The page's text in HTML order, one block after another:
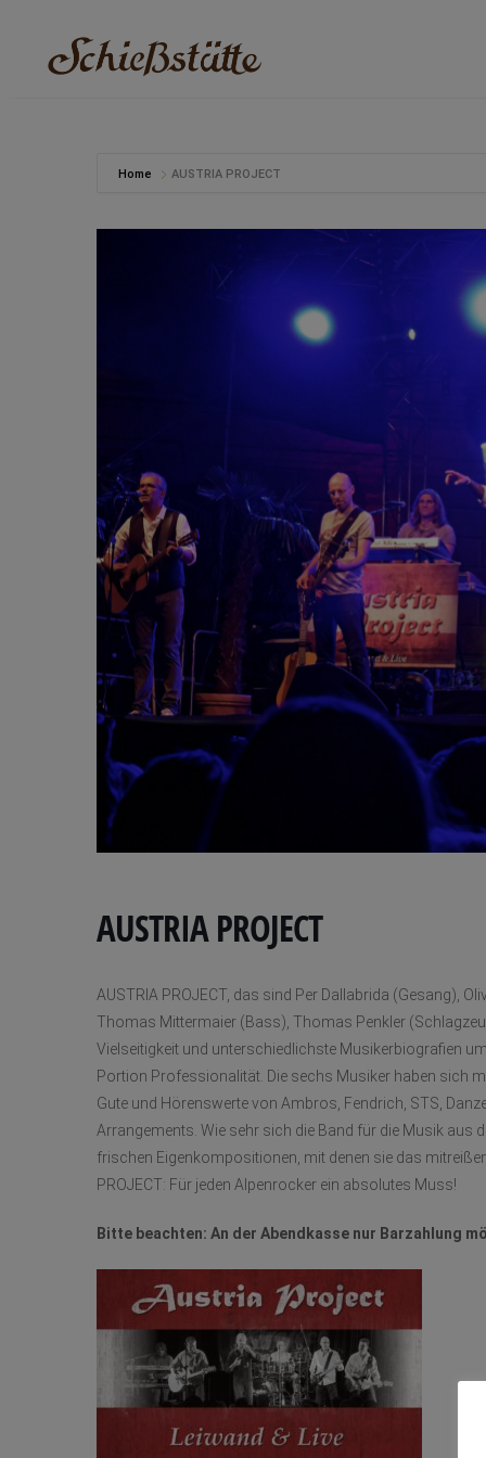
Home AUSTRIA PROJECT
AUSTRIA PROJECT
AUSTRIA PROJECT, das sind Per Dallabrida (Gesang),
Thomas Mittermaier (Bass), Thomas Penkler
Vielseitigkeit und unterschiedlichste Musikerbiografien
Portion Professionalität. Die sechs Musiker haben sich
Gute und Hörenswerte von Ambros, Fendrich, STS,
Arrangements. Wie sehr sich die Band für die Musik aus
frischen Eigenkompositionen, mit denen sie das
PROJECT: Für jeden Alpenrocker ein absolutes Muss!
Bitte beachten: An der Abendkasse nur Barzahlung